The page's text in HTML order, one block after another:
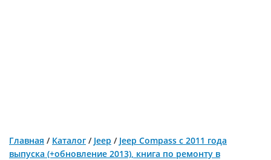
Главная / Каталог / Jeep / Jeep Compass с 2011 года
выпуска (+обновление 2013), книга по ремонту в